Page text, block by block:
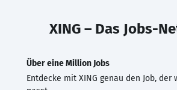
XING – Das Jobs-
Über eine Million Jobs
Entdecke mit XING genau den Job, der